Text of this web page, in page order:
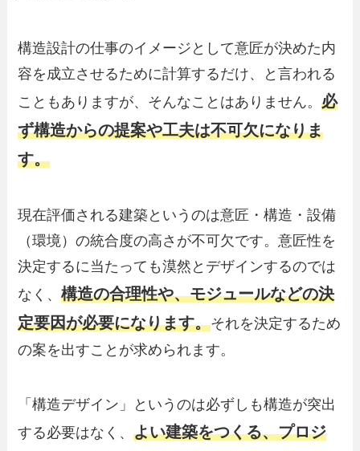
構造設計の仕事のイメージとして意匠が決めた内
容を成立させるために計算するだけ、と言われる
こともありますが、そんなことはありません。必
ず構造からの提案や工夫は不可欠になりま
す。
現在評価される建築というのは意匠・構造・設備
（環境）の統合度の高さが不可欠です。意匠性を
決定するに当たっても漠然とデザインするのでは
なく、構造の合理性や、モジュールなどの決
定要因が必要になります。それを決定するため
の案を出すことが求められます。
「構造デザイン」というのは必ずしも構造が突出
する必要はなく、よい建築をつくる、プロジ